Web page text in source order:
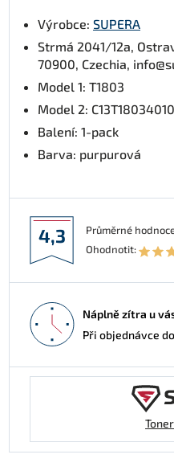
Výrobce: SUPERA
Strmá 2041/12a,
70900, Czechia,
Model 1: T1803
Model 2: C13T18034010
Balení: 1-pack
Barva: purpurová
4,3 Průměrné
Ohodnotit:
Náplně zítra u
Při objednávce